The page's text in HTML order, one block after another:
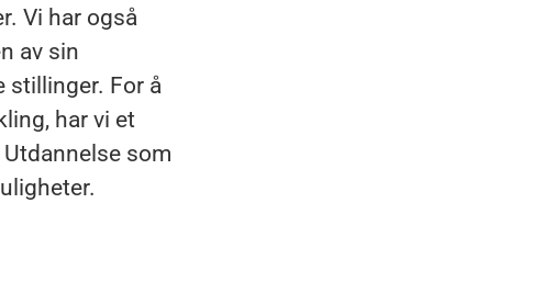
Vi har også
av sin
stillinger. For å
har vi et
som